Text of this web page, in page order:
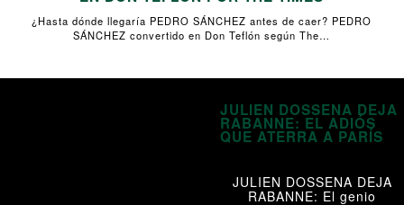
¿Hasta dónde llegaría PEDRO SÁNCHEZ antes de caer? PEDRO
SÁNCHEZ convertido en Don Teflón según The…
JULIEN DOSSENA DEJA
RABANNE: EL ADIÓS
QUE ATERRA A PARÍS
JULIEN DOSSENA DEJA
RABANNE: El genio